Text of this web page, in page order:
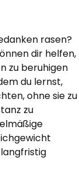
rasen?
dir helfen,
zu beruhigen
du lernst,
ohne sie zu
zu